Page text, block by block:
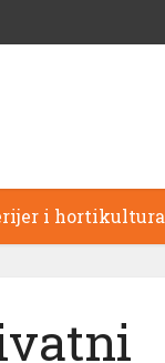
i hortikultura